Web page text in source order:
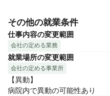
その他の就業条件
仕事内容の変更範囲
会社の定める業務
就業場所の変更範囲
会社の定める事業所
【異動】
病院内で異動の可能性あり